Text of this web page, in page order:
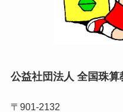
公益社団法人 全国珠
〒901-2132